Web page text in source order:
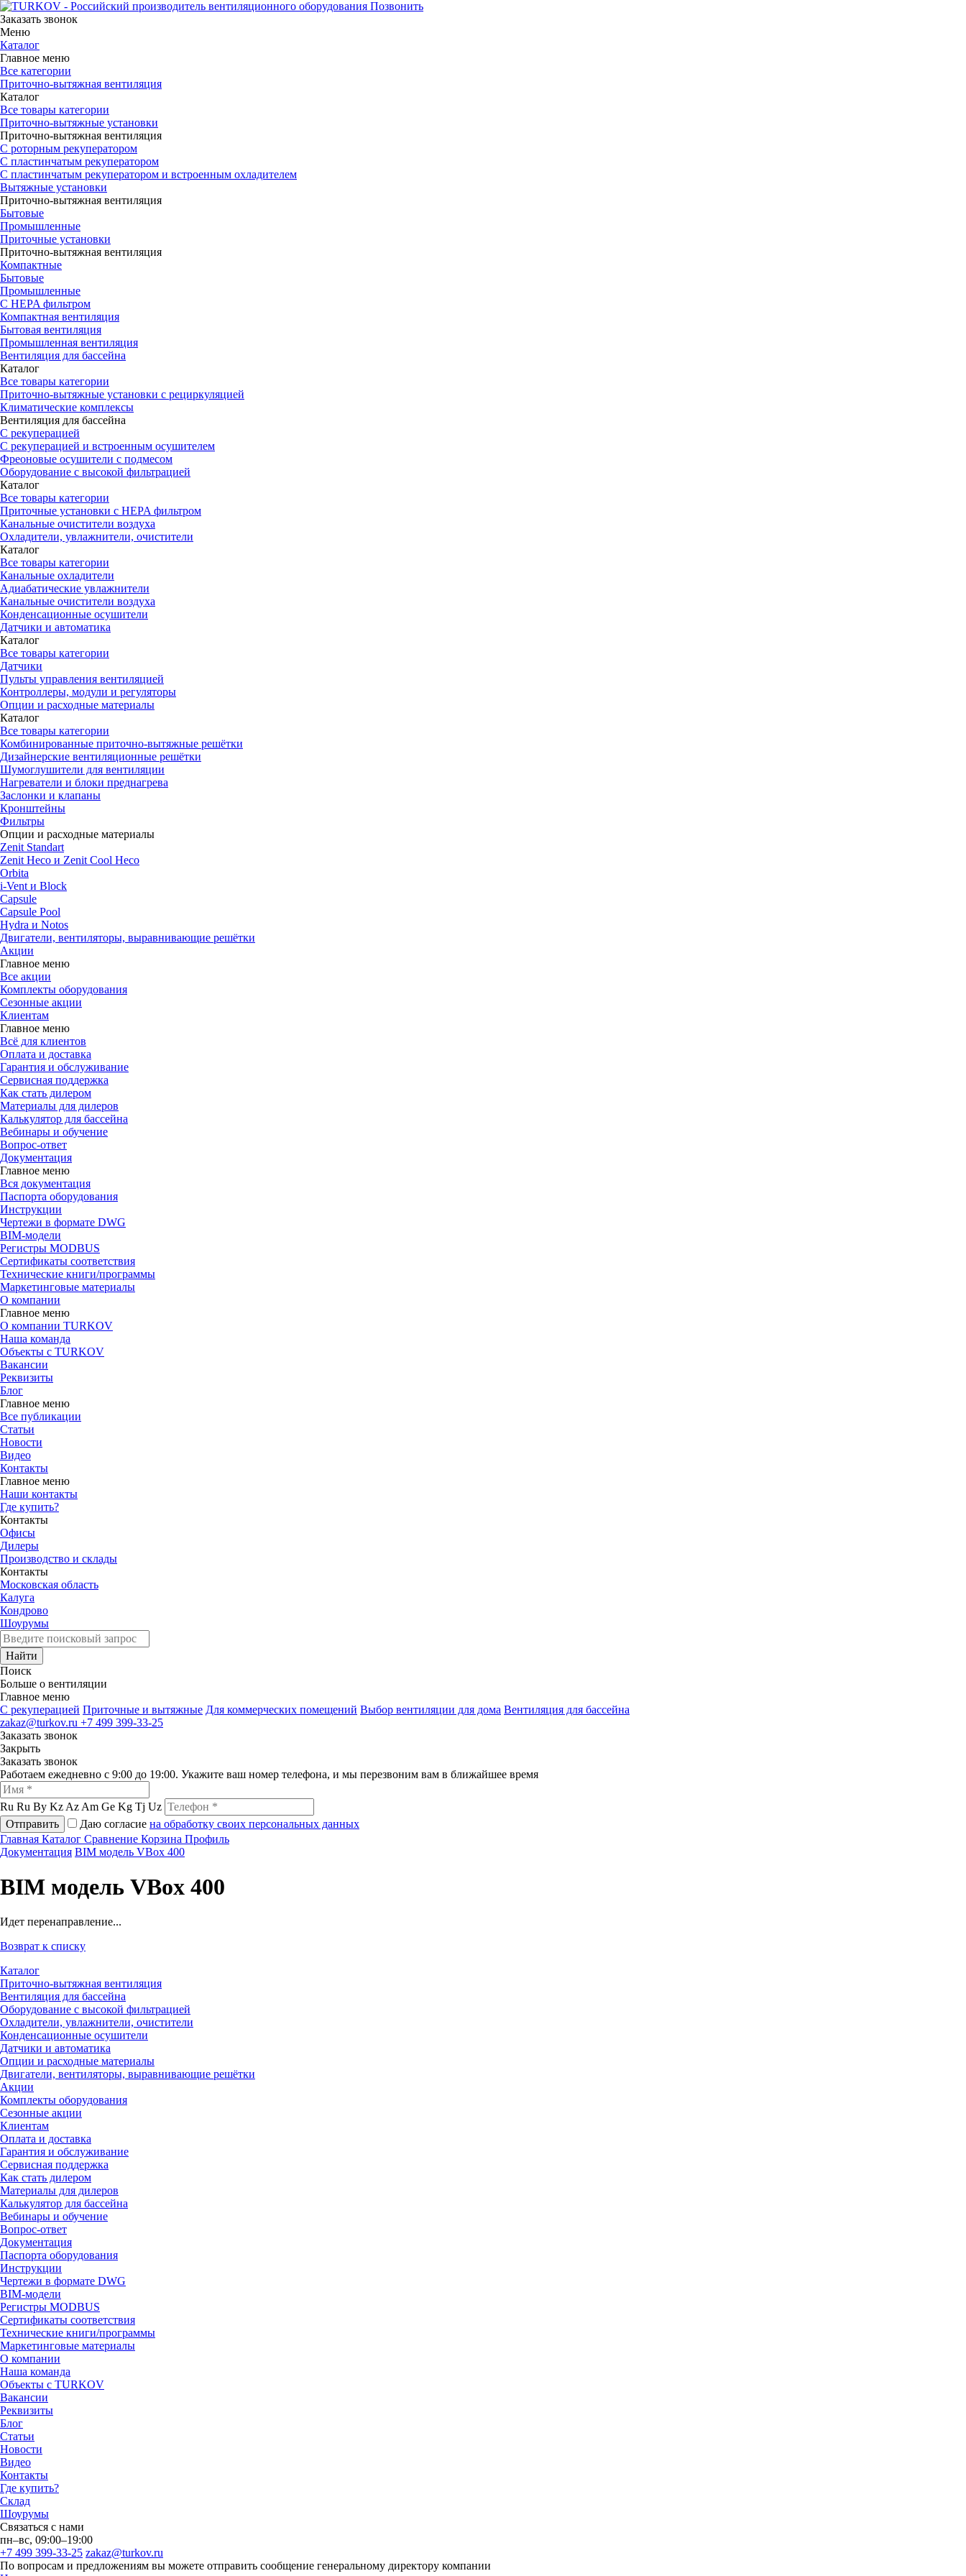
Позвонить
Заказать звонок
Меню
Каталог
Главное меню
Все категории
Приточно-вытяжная вентиляция
Каталог
Все товары категории
Приточно-вытяжные установки
Приточно-вытяжная вентиляция
С роторным рекуператором
С пластинчатым рекуператором
С пластинчатым рекуператором и встроенным охладителем
Вытяжные установки
Приточно-вытяжная вентиляция
Бытовые
Промышленные
Приточные установки
Приточно-вытяжная вентиляция
Компактные
Бытовые
Промышленные
С HEPA фильтром
Компактная вентиляция
Бытовая вентиляция
Промышленная вентиляция
Вентиляция для бассейна
Каталог
Все товары категории
Приточно-вытяжные установки с рециркуляцией
Климатические комплексы
Вентиляция для бассейна
С рекуперацией
С рекуперацией и встроенным осушителем
Фреоновые осушители с подмесом
Оборудование с высокой фильтрацией
Каталог
Все товары категории
Приточные установки c HEPA фильтром
Канальные очистители воздуха
Охладители, увлажнители, очистители
Каталог
Все товары категории
Канальные охладители
Адиабатические увлажнители
Канальные очистители воздуха
Конденсационные осушители
Датчики и автоматика
Каталог
Все товары категории
Датчики
Пульты управления вентиляцией
Контроллеры, модули и регуляторы
Опции и расходные материалы
Каталог
Все товары категории
Комбинированные приточно-вытяжные решётки
Дизайнерские вентиляционные решётки
Шумоглушители для вентиляции
Нагреватели и блоки преднагрева
Заслонки и клапаны
Кронштейны
Фильтры
Опции и расходные материалы
Zenit Standart
Zenit Heco и Zenit Cool Heco
Orbita
i-Vent и Block
Capsule
Capsule Pool
Hydra и Notos
Двигатели, вентиляторы, выравнивающие решётки
Акции
Главное меню
Все акции
Комплекты оборудования
Сезонные акции
Клиентам
Главное меню
Всё для клиентов
Оплата и доставка
Гарантия и обслуживание
Сервисная поддержка
Как стать дилером
Материалы для дилеров
Калькулятор для бассейна
Вебинары и обучение
Вопрос-ответ
Документация
Главное меню
Вся документация
Паспорта оборудования
Инструкции
Чертежи в формате DWG
BIM-модели
Регистры MODBUS
Сертификаты соответствия
Технические книги/программы
Маркетинговые материалы
О компании
Главное меню
О компании TURKOV
Наша команда
Объекты с TURKOV
Вакансии
Реквизиты
Блог
Главное меню
Все публикации
Статьи
Новости
Видео
Контакты
Главное меню
Наши контакты
Где купить?
Контакты
Офисы
Дилеры
Производство и склады
Контакты
Московская область
Калуга
Кондрово
Шоурумы
Найти
Поиск
Больше о вентиляции
Главное меню
C рекуперацией Приточные и вытяжные Для коммерческих помещений Выбор вентиляции для дома Вентиляция для бассейна
zakaz@turkov.ru +7 499 399-33-25
Заказать звонок
Закрыть
Заказать звонок
Работаем ежедневно с 9:00 до 19:00. Укажите ваш номер телефона, и мы перезвоним вам в ближайшее время
Ru Ru By Kz Az Am Ge Kg Tj Uz
Отправить
Даю согласие на обработку своих персональных данных
Главная Каталог Сравнение Корзина Профиль
Документация BIM модель VBox 400
BIM модель VBox 400
Идет перенаправление...
Возврат к списку
Каталог
Приточно-вытяжная вентиляция
Вентиляция для бассейна
Оборудование с высокой фильтрацией
Охладители, увлажнители, очистители
Конденсационные осушители
Датчики и автоматика
Опции и расходные материалы
Двигатели, вентиляторы, выравнивающие решётки
Акции
Комплекты оборудования
Сезонные акции
Клиентам
Оплата и доставка
Гарантия и обслуживание
Сервисная поддержка
Как стать дилером
Материалы для дилеров
Калькулятор для бассейна
Вебинары и обучение
Вопрос-ответ
Документация
Паспорта оборудования
Инструкции
Чертежи в формате DWG
BIM-модели
Регистры MODBUS
Сертификаты соответствия
Технические книги/программы
Маркетинговые материалы
О компании
Наша команда
Объекты с TURKOV
Вакансии
Реквизиты
Блог
Статьи
Новости
Видео
Контакты
Где купить?
Склад
Шоурумы
Связаться с нами
пн–вс, 09:00–19:00
+7 499 399-33-25 zakaz@turkov.ru
По вопросам и предложениям вы можете отправить сообщение генеральному директору компании